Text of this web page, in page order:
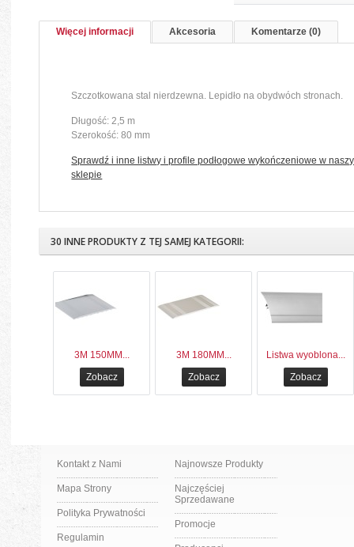
Więcej informacji Akcesoria Komentarze (0)
Szczotkowana stal nierdzewna. Lepidło na obydwóch stronach.
Długość: 2,5 m
Szerokość: 80 mm
Sprawdź i inne listwy i profile podłogowe wykończeniowe w
sklepie
30 INNE PRODUKTY Z TEJ SAMEJ KATEGORII:
3M 150MM...
Zobacz
3M 180MM...
Zobacz
Listwa wyoblona...
Zobacz
Kontakt z Nami
Mapa Strony
Polityka Prywatności
Regulamin
Najnowsze Produkty
Najczęściej
Sprzedawane
Promocje